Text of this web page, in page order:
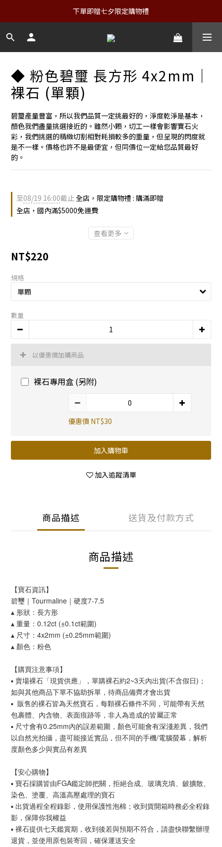
下單即贈七夕限定購物禮
◆ 粉色碧璽 長方形 4x2mm｜
裸石 (單顆)
碧璽產量豐富，所以我們品質一定挑最好的，淨度乾淨是基本，
顏色我們盡量挑選接近的。雖然小顆，切工一樣會影響寶石火
彩，我們挑選的精緻切割相對耗損較多的重量，但呈現的閃度就
是不一樣。價格也許不是最便宜，但同價位一定給您品質最好
的。
至08/19 16:00截止全店，限定購物禮 : 購滿即贈
全店，國內滿$5000免運費
查看更多
NT$220
規格
數量
以優惠價加購商品
裸石專用盒 (另附)
優惠價 NT$30
加入購物車
加入追蹤清單
商品描述 送貨及付款方式
商品描述
【寶石資訊】
碧璽｜Tourmaline｜硬度7-7.5
▴ 形狀：長方形
▴ 重量：0.12ct (±0.1ct範圍)
▴ 尺寸：4x2mm (±0.25mm範圍)
▴ 顏色：粉色
【購買注意事項】
▪︎ 賣場裸石「現貨供應」，單購裸石約2~3天內出貨(不含假日)；
如與其他商品下單不協助拆單，待商品備齊才會出貨
▪︎ 販售的裸石皆為天然寶石，每顆裸石條件不同，可能帶有天然
包裹體、內含物、表面痕跡等，非人為造成的皆屬正常
▪︎ 尺寸會有0.25mm內的誤差範圍，顏色可能會有深淺差異，我們
以自然光拍攝，盡可能接近實品，但不同的手機/電腦螢幕，解析
度顏色多少與實品有差異
【安心購物】
▪︎ 寶石採購皆由FGA鑑定師把關，拒絕合成、玻璃充填、鈹擴散、
染色、塗覆、高溫高壓處理的寶石
▪︎ 出貨過程全程錄影，使用保護性泡棉；收到貨開箱時務必全程錄
影，保障你我權益
▪︎ 裸石提供七天鑑賞期，收到後若與預期不符合，請盡快聯繫辦理
退貨，並使用原包裝寄回，確保運送安全